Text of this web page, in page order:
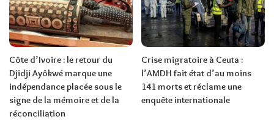
Côte d’Ivoire : le retour du
Djidji Ayôkwé marque une
indépendance placée sous le
signe de la mémoire et de la
réconciliation
Crise migratoire à Ceuta :
l’AMDH fait état d’au moins
141 morts et réclame une
enquête internationale